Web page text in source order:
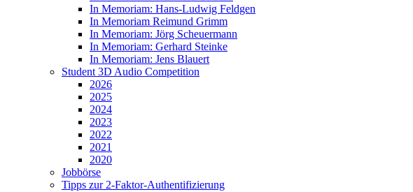
In Memoriam: Hans-Ludwig Feldgen
In Memoriam Reimund Grimm
In Memoriam: Jörg Scheuermann
In Memoriam: Gerhard Steinke
In Memoriam: Jens Blauert
Student 3D Audio Competition
2026
2025
2024
2023
2022
2021
2020
Jobbörse
Tipps zur 2-Faktor-Authentifizierung